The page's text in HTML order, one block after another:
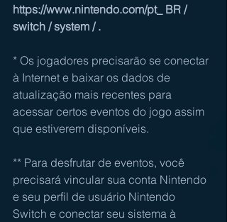
https://www.nintendo.com/pt_ BR /
switch / system / .
* Os jogadores precisarão se conectar
à Internet e baixar os dados de
atualização mais recentes para
acessar certos eventos do jogo assim
que estiverem disponíveis.
** Para desfrutar de eventos, você
precisará vincular sua conta Nintendo
e seu perfil de usuário Nintendo
Switch e conectar seu sistema à